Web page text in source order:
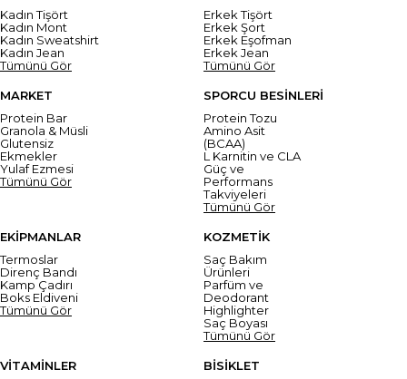
Kadın Tişört
Kadın Mont
Kadın Sweatshirt
Kadın Jean
Tümünü Gör
Erkek Tişört
Erkek Şort
Erkek Eşofman
Erkek Jean
Tümünü Gör
MARKET
Protein Bar
Granola & Müsli
Glutensiz
Ekmekler
Yulaf Ezmesi
Tümünü Gör
SPORCU BESİNLERİ
Protein Tozu
Amino Asit
(BCAA)
L Karnitin ve CLA
Güç ve
Performans
Takviyeleri
Tümünü Gör
EKİPMANLAR
Termoslar
Direnç Bandı
Kamp Çadırı
Boks Eldiveni
Tümünü Gör
KOZMETİK
Saç Bakım
Ürünleri
Parfüm ve
Deodorant
Highlighter
Saç Boyası
Tümünü Gör
VİTAMİNLER
BİSİKLET